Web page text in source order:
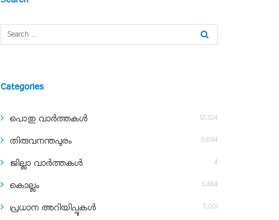
Categories
പൊതു വാർത്തകൾ 12,324
തിരുവനന്തപുരം 3,694
ജില്ലാ വാർത്തകൾ 4
കൊല്ലം 3,464
പ്രധാന അറിയിപ്പുകൾ 7,001